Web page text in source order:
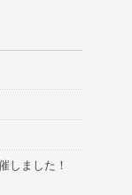
しました！